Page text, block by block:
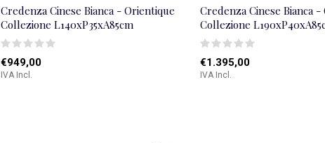
Credenza Cinese Bianca - Orientique
Collezione L140xP35xA85cm
€949,00
IVA Incl.
Credenza Cinese Bianca
Collezione
€1.395,00
IVA Incl.